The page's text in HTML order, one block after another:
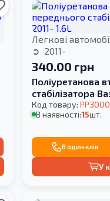
Легкові
2011-
340.00 грн
Поліуретанова
стабілізатора
Код товару:
В наявності:15шт.
В один клік
У